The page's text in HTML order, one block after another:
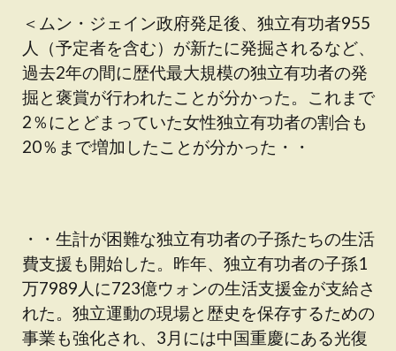
＜ムン・ジェイン政府発足後、独立有功者955
人（予定者を含む）が新たに発掘されるなど、
過去2年の間に歴代最大規模の独立有功者の発
掘と褒賞が行われたことが分かった。これまで
2％にとどまっていた女性独立有功者の割合も
20％まで増加したことが分かった・・
・・生計が困難な独立有功者の子孫たちの生活
費支援も開始した。昨年、独立有功者の子孫1
万7989人に723億ウォンの生活支援金が支給さ
れた。独立運動の現場と歴史を保存するための
事業も強化され、3月には中国重慶にある光復